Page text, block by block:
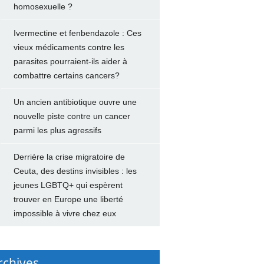
homosexuelle ?
Ivermectine et fenbendazole : Ces
vieux médicaments contre les
parasites pourraient-ils aider à
combattre certains cancers?
Un ancien antibiotique ouvre une
nouvelle piste contre un cancer
parmi les plus agressifs
Derrière la crise migratoire de
Ceuta, des destins invisibles : les
jeunes LGBTQ+ qui espèrent
trouver en Europe une liberté
impossible à vivre chez eux